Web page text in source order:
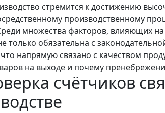
стремится к достижению
производственному
множества факторов, влияющих на
только обязательна с
напрямую связано с качеством
на выходе и почему
счётчиков